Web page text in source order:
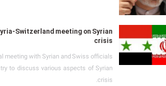
Switzerland meeting on Syrian
crisis
meeting with Syrian and Swiss officials
to discuss various aspects of Syrian
crisis.